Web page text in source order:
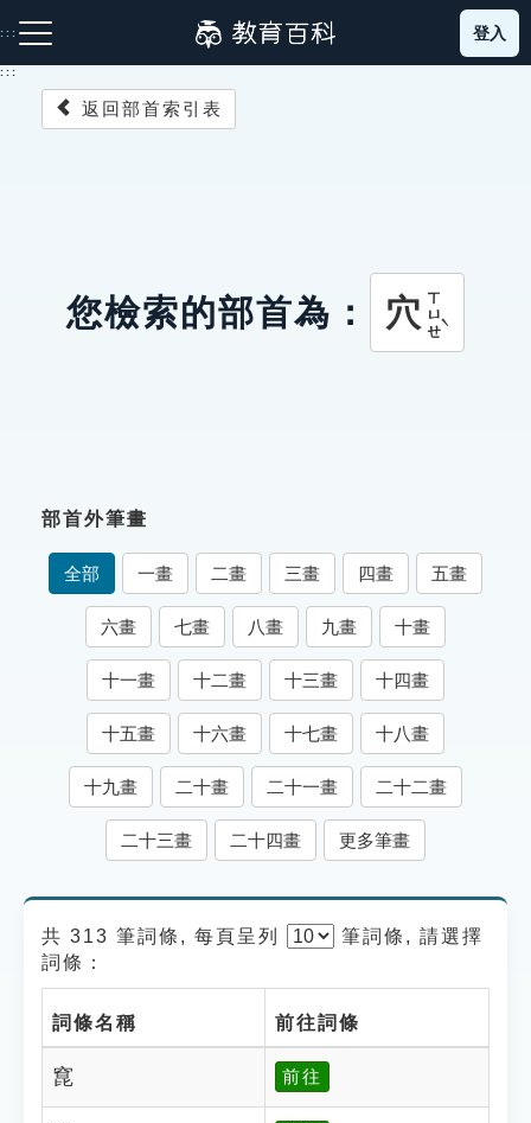
到
主
:::
索引選單
知識索引
單字索引
生命大百科索引
遊戲專區
教學應用
登入
:::
返回部首索引表
您檢索的部首為： 穴 ㄒㄩㄝˋ
部首外筆畫
全部 一畫 二畫 三畫 四畫 五畫
六畫 七畫 八畫 九畫 十畫
十一畫 十二畫 十三畫 十四畫
十五畫 十六畫 十七畫 十八畫
十九畫 二十畫 二十一畫 二十二畫
二十三畫 二十四畫 更多筆畫
共 313 筆詞條, 每頁呈列 筆詞條, 請選擇
詞條：
詞條名稱 前往詞條
窤 前往